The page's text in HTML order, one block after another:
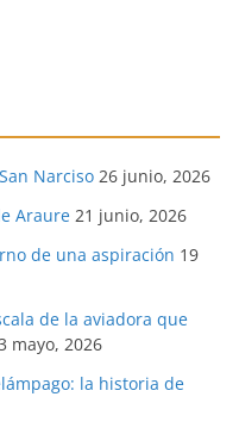
Narciso 26 junio, 2026
Araure 21 junio, 2026
de una aspiración 19
de la aviadora que
mayo, 2026
la historia de